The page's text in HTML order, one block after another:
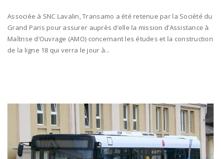
Associée à SNC Lavalin, Transamo a été retenue par la Société du
Grand Paris pour assurer auprès d’elle la mission d’Assistance à
Maîtrise d’Ouvrage (AMO) concernant les études et la construction
de la ligne 18 qui verra le jour à...